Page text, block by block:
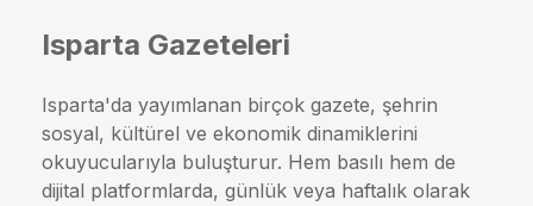
Isparta Gazeteleri
Isparta'da yayımlanan birçok gazete, şehrin
sosyal, kültürel ve ekonomik dinamiklerini
okuyucularıyla buluşturur. Hem basılı hem de
dijital platformlarda, günlük veya haftalık olarak